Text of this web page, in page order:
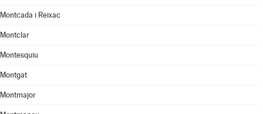
Montcada i Reixac
Montclar
Montesquiu
Montgat
Montmajor